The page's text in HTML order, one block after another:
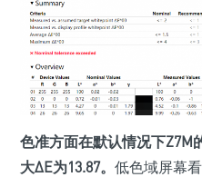
色准方面在默认情况下Z7M
大ΔE为13.87。 低色域屏幕